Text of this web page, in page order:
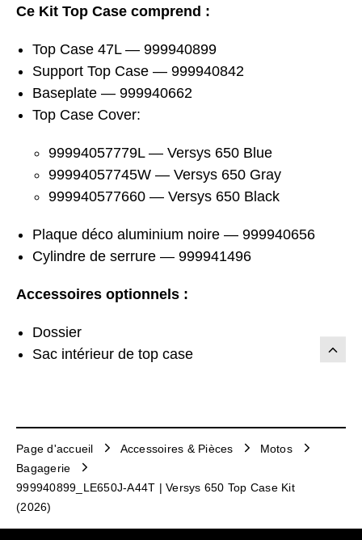
Ce Kit Top Case comprend :
Top Case 47L — 999940899
Support Top Case — 999940842
Baseplate — 999940662
Top Case Cover:
99994057779L — Versys 650 Blue
99994057745W — Versys 650 Gray
999940577660 — Versys 650 Black
Plaque déco aluminium noire — 999940656
Cylindre de serrure — 999941496
Accessoires optionnels :
Dossier
Sac intérieur de top case
Page d'accueil Accessoires & Pièces
Motos
Bagagerie
999940899_LE650J-A44T | Versys 650 Top Case Kit
(2026)